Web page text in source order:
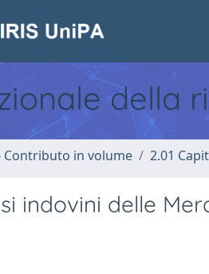
della
Contributo in volume 2.01
indovini delle